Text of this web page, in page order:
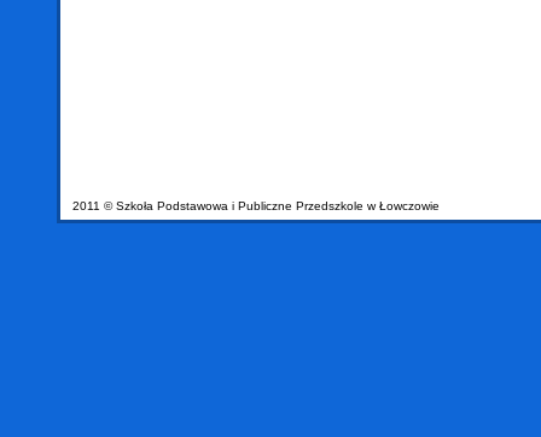
2011 © Szkoła Podstawowa i Publiczne Przedszkole w Łowczowie